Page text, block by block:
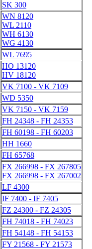
SK 300
WN 8120
WL 2110
WH 6130
WG 4130
WL 7695
HO 13120
HV 18120
VK 7100 - VK 7109
WD 5350
VK 7150 - VK 7159
FH 24348 - FH 24353
FH 60198 - FH 60203
HH 1660
FH 65768
FX 266998 - FX 267805
FX 266998 - FX 267002
LF 4300
IF 7400 - IF 7405
FZ 24300 - FZ 24305
FH 74018 - FH 74023
FH 54148 - FH 54153
FY 21568 - FY 21573